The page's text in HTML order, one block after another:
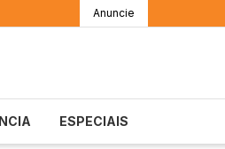
Anuncie
ESPECIAIS